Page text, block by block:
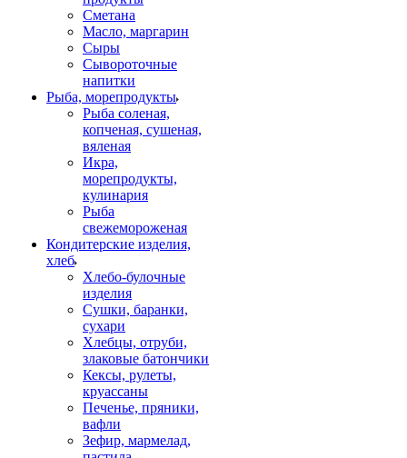
Сметана
Масло, маргарин
Сыры
Сывороточные
напитки
Рыба, морепродукты
Рыба соленая,
копченая, сушеная,
вяленая
Икра,
морепродукты,
кулинария
Рыба
свежемороженая
Кондитерские изделия,
хлеб
Хлебо-булочные
изделия
Сушки, баранки,
сухари
Хлебцы, отруби,
злаковые батончики
Кексы, рулеты,
круассаны
Печенье, пряники,
вафли
Зефир, мармелад,